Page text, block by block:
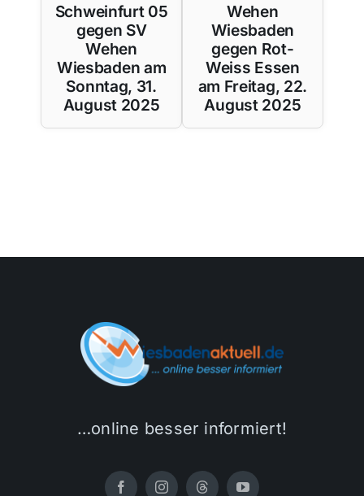
Schweinfurt 05
gegen SV
Wehen
Wiesbaden am
Sonntag, 31.
August 2025
Wehen
Wiesbaden
gegen Rot-
Weiss Essen
am Freitag, 22.
August 2025
…online besser informiert!